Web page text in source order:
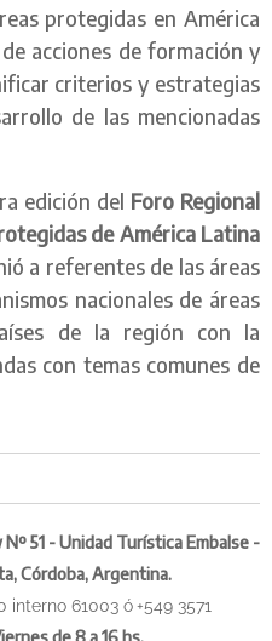
protegidas en América
acciones de formación y
criterios y estrategias
de las mencionadas
edición del Foro Regional
de América Latina
a referentes de las áreas
nacionales de áreas
de la región con la
con temas comunes de
51 - Unidad Turística Embalse -
Córdoba, Argentina.
interno 61003 ó+549 3571
de 8 a 16 hs.